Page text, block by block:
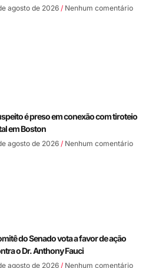
agosto de 2026 Nenhum comentário
é preso em conexão com tiroteio
em Boston
agosto de 2026 Nenhum comentário
do Senado vota a favor de ação
o Dr. Anthony Fauci
agosto de 2026 Nenhum comentário